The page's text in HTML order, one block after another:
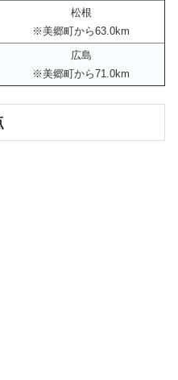
松根
※美郷町から63.0km
広島
※美郷町から71.0km